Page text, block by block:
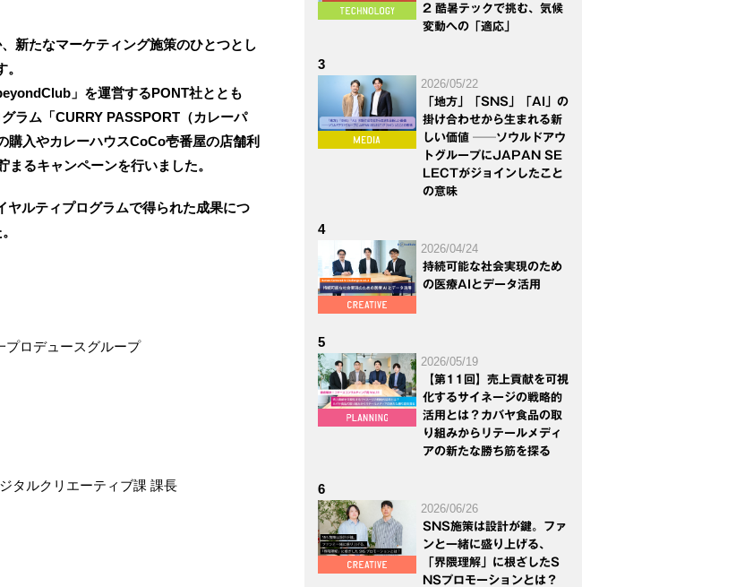
新たなマーケティング施策のひとつとし
」を運営するPONT社ととも
ラム「CURRY PASSPORT（カレーパ
購入やカレーハウスCoCo壱番屋の店舗利
るキャンペーンを行いました。
ルティプログラムで得られた成果につ
プロデュースグループ
タルクリエーティブ課 課長
2 酷暑テックで挑む、気候
変動への「適応」
3
2026/05/22
「地方」「SNS」「AI」の
掛け合わせから生まれる新
しい価値 ──ソウルドアウ
トグループにJAPAN SE
LECTがジョインしたこと
の意味
4
2026/04/24
持続可能な社会実現のため
の医療AIとデータ活用
5
2026/05/19
【第11回】売上貢献を可視
化するサイネージの戦略的
活用とは？カバヤ食品の取
り組みからリテールメディ
アの新たな勝ち筋を探る
6
2026/06/26
SNS施策は設計が鍵。ファ
ンと一緒に盛り上げる、
「界隈理解」に根ざしたS
NSプロモーションとは？